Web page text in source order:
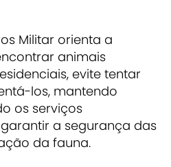
Militar orienta a
animais
evite tentar
los, mantendo
os serviços
a segurança das
da fauna.